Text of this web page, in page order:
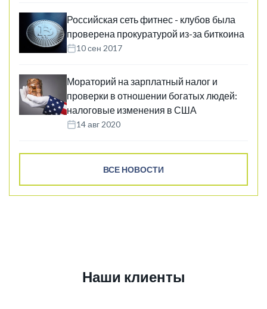
Российская сеть фитнес - клубов была
проверена прокуратурой из-за биткоина
10 сен 2017
Мораторий на зарплатный налог и
проверки в отношении богатых людей:
налоговые изменения в США
14 авг 2020
ВСЕ НОВОСТИ
Наши клиенты